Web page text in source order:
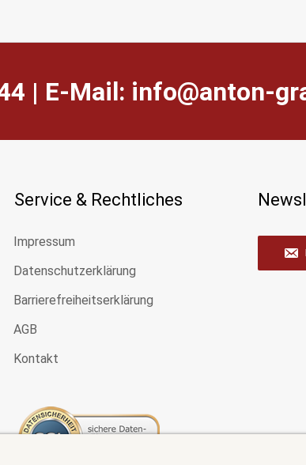
| E-Mail: ed.farg-
Service & Rechtliches
Impressum
Datenschutzerklärung
Barrierefreiheitserklärung
AGB
Kontakt